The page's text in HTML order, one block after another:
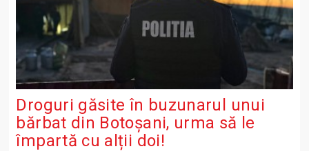
Droguri găsite în buzunarul unui
bărbat din Botoșani, urma să le
împartă cu alții doi!